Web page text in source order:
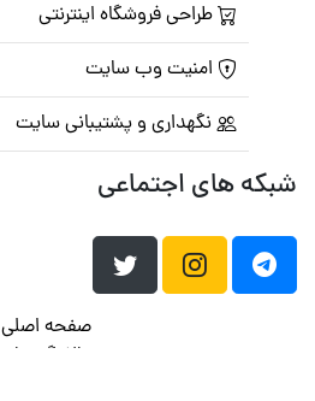
طراحی فروشگاه اینترنتی
امنیت وب سایت
نگهداری و پشتیبانی سایت
شبکه های اجتماعی
صفحه اصلی
تالار گفتمان